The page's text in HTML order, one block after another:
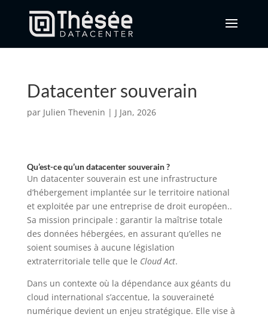
Datacenter souverain
par Julien Thevenin | J Jan, 2026
Qu’est-ce qu’un datacenter souverain ?
Un datacenter souverain est une infrastructure
d’hébergement implantée sur le territoire national
et exploitée par une entreprise de droit européen..
Sa mission principale : garantir la maîtrise totale
des données hébergées, en assurant qu’elles ne
soient soumises à aucune législation
extraterritoriale telle que le Cloud Act.
Dans un contexte où la dépendance aux géants du
cloud international s’accentue, la souveraineté
numérique devient un enjeu stratégique. Elle vise à